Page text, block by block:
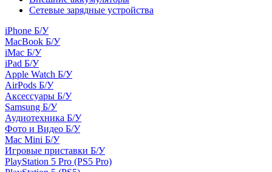
Сетевые зарядные устройства
iPhone Б/У
MacBook Б/У
iMac Б/У
iPad Б/У
Apple Watch Б/У
AirPods Б/У
Аксессуары Б/У
Samsung Б/У
Аудиотехника Б/У
Фото и Видео Б/У
Mac Mini Б/У
Игровые приставки Б/У
PlayStation 5 Pro (PS5 Pro)